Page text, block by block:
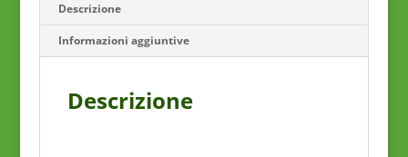
Descrizione
Informazioni aggiuntive
Descrizione